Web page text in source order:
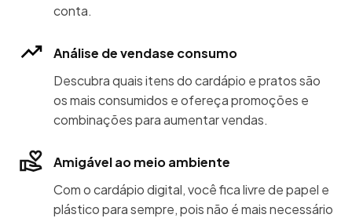
conta.
Análise de vendase consumo
Descubra quais itens do cardápio e pratos são
os mais consumidos e ofereça promoções e
combinações para aumentar vendas.
Amigável ao meio ambiente
Com o cardápio digital, você fica livre de papel e
plástico para sempre, pois não é mais necessário